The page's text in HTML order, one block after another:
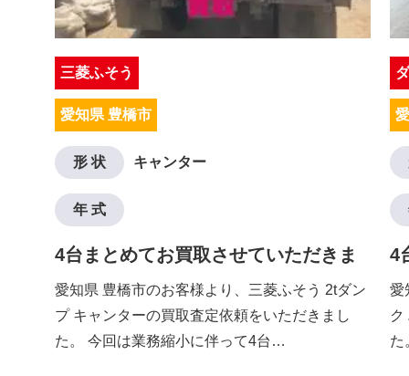
三菱ふそう
愛知県 豊橋市
形 状 キャンター
年 式
4台まとめてお買取させていただきま
した③
愛知県 豊橋市のお客様より、三菱ふそう 2tダン
プ キャンターの買取査定依頼をいただきまし
た。 今回は業務縮小に伴って4台…
4
愛
ク
た